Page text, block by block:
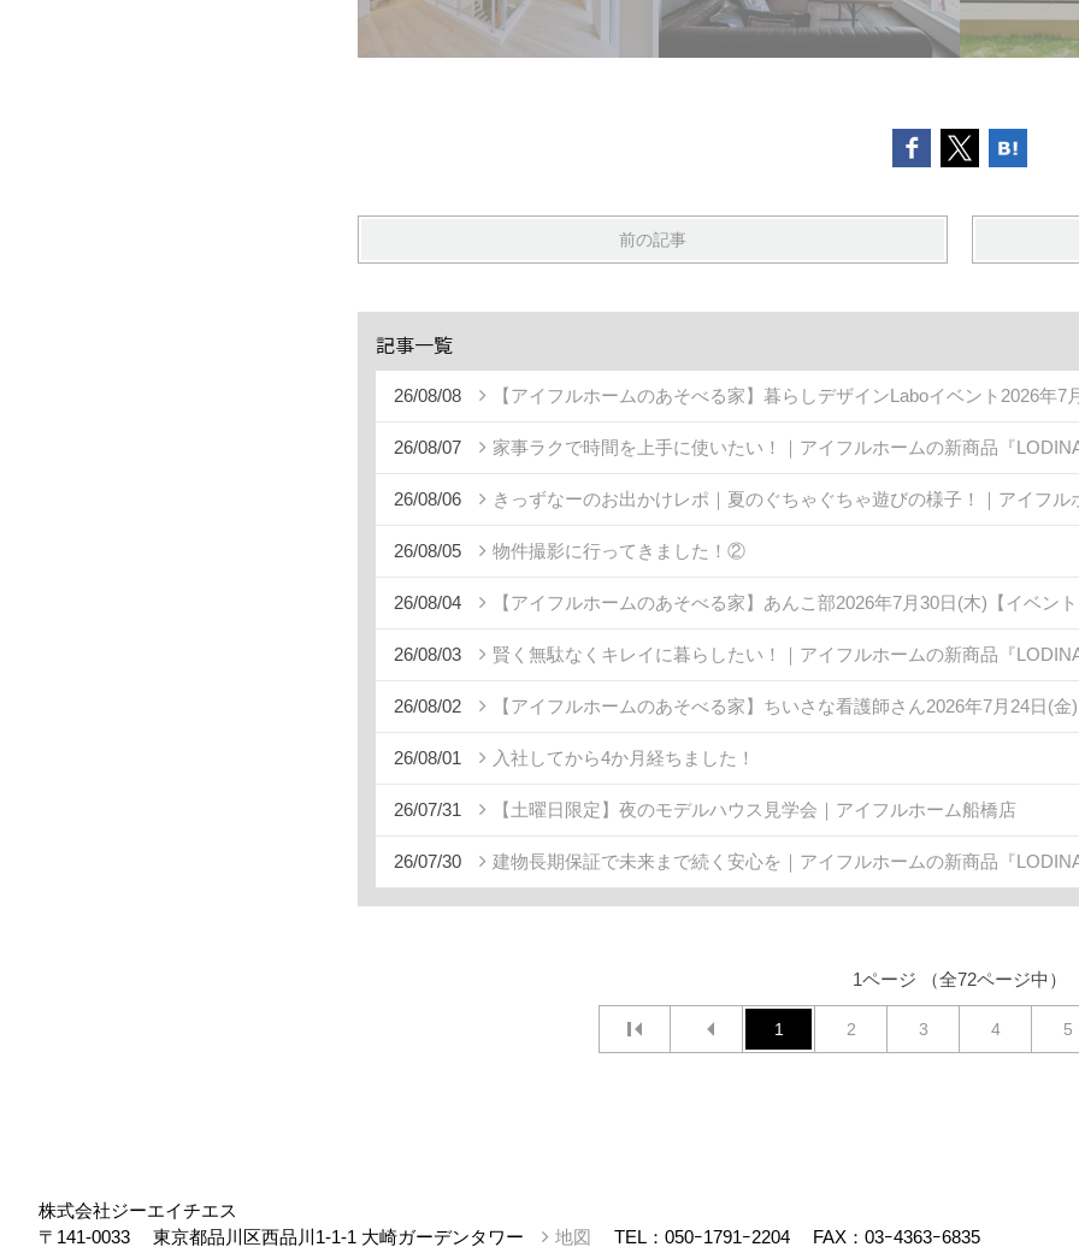
前の記事
記事一覧
26/08/08 【アイフルホームのあそべる家】暮らしデザインLaboイベント2026年
26/08/07 家事ラクで時間を上手に使いたい！｜アイフルホームの新商品『
26/08/06 きっずなーのお出かけレポ｜夏のぐちゃぐちゃ遊びの様子！｜アイフル
26/08/05 物件撮影に行ってきました！②
26/08/04 【アイフルホームのあそべる家】あんこ部2026年7月30日(木)【イベン
26/08/03 賢く無駄なくキレイに暮らしたい！｜アイフルホームの新商品『
26/08/02 【アイフルホームのあそべる家】ちいさな看護師さん2026年7月24日(
26/08/01 入社してから4か月経ちました！
26/07/31 【土曜日限定】夜のモデルハウス見学会｜アイフルホーム船橋店
26/07/30 建物長期保証で未来まで続く安心を｜アイフルホームの新商品『
1ページ （全72ページ中）
1 2 3 4 5
株式会社ジーエイチエス
〒141-0033
東京都品川区西品川1-1-1 大崎ガーデンタワー 地図 TEL： 050ｰ1791ｰ2204 FAX：03ｰ4363ｰ6835